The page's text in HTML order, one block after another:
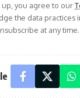
up, you agree to our
the data practices
at any time.